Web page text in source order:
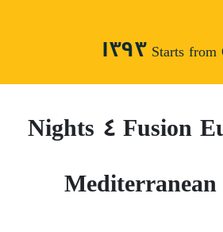
Starts ١٣٩٣
Fusion Europe with ٤ Nights